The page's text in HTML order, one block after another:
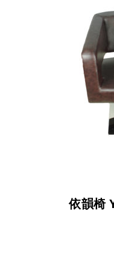
依韻椅